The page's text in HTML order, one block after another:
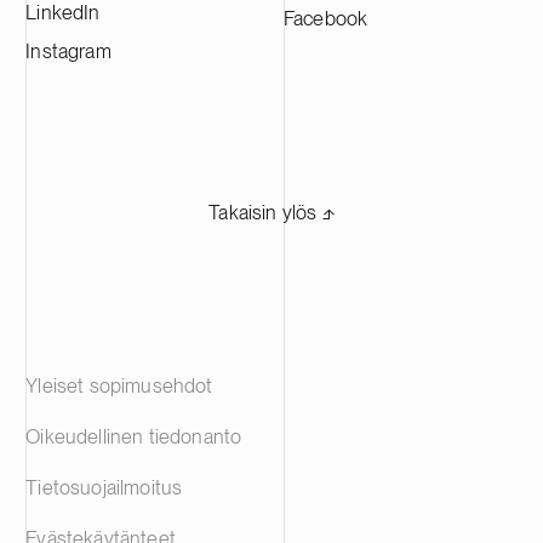
LinkedIn
Instagram
Facebook
Takaisin ylös ⬏
Yleiset sopimusehdot
Oikeudellinen tiedonanto
Tietosuojailmoitus